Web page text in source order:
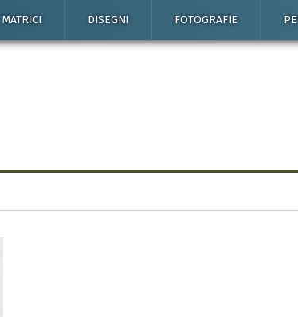
MATRICI DISEGNI FOTOGRAFIE